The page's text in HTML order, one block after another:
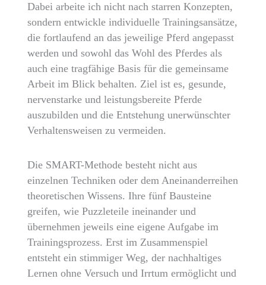
Dabei arbeite ich nicht nach starren Konzepten,
sondern entwickle individuelle Trainingsansätze,
die fortlaufend an das jeweilige Pferd angepasst
werden und sowohl das Wohl des Pferdes als
auch eine tragfähige Basis für die gemeinsame
Arbeit im Blick behalten. Ziel ist es, gesunde,
nervenstarke und leistungsbereite Pferde
auszubilden und die Entstehung unerwünschter
Verhaltensweisen zu vermeiden.
Die SMART-Methode besteht nicht aus
einzelnen Techniken oder dem Aneinanderreihen
theoretischen Wissens. Ihre fünf Bausteine
greifen, wie Puzzleteile ineinander und
übernehmen jeweils eine eigene Aufgabe im
Trainingsprozess. Erst im Zusammenspiel
entsteht ein stimmiger Weg, der nachhaltiges
Lernen ohne Versuch und Irrtum ermöglicht und